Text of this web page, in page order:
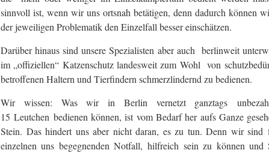
sinnvoll ist, wenn wir uns ortsnah betätigen, denn dadurch können
der jeweiligen Problematik den Einzelfall besser einschätzen.
Darüber hinaus sind unsere Spezialisten aber auch berlinweit
im „offiziellen“ Katzenschutz landesweit zum Wohl von
betroffenen Haltern und Tierfindern schmerzlindernd zu bedienen.
Wir wissen: Was wir in Berlin vernetzt ganztags
15 Leutchen bedienen können, ist vom Bedarf her aufs Ganze
Stein. Das hindert uns aber nicht daran, es zu tun. Denn wir
einzelnen uns begegnenden Notfall, hilfreich sein zu können